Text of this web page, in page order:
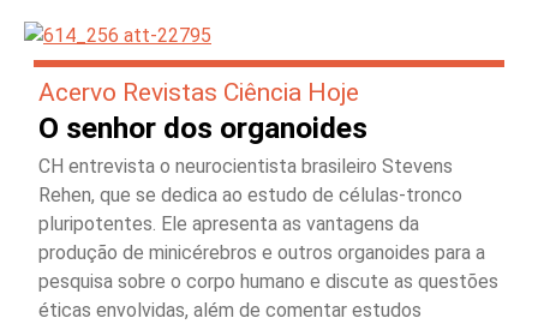
Acervo Revistas Ciência Hoje
O senhor dos organoides
CH entrevista o neurocientista brasileiro Stevens
Rehen, que se dedica ao estudo de células-tronco
pluripotentes. Ele apresenta as vantagens da
produção de minicérebros e outros organoides para a
pesquisa sobre o corpo humano e discute as questões
éticas envolvidas, além de comentar estudos